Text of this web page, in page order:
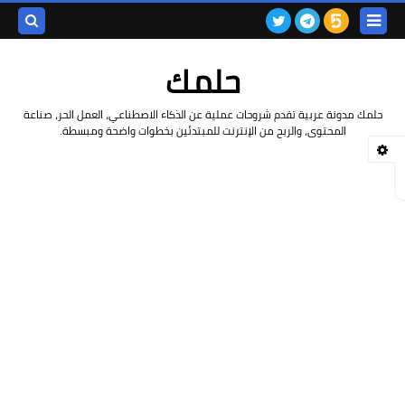
حلمك
حلمك مدونة عربية تقدم شروحات عملية عن الذكاء الاصطناعي، العمل الحر، صناعة
المحتوى، والربح من الإنترنت للمبتدئين بخطوات واضحة ومبسطة.